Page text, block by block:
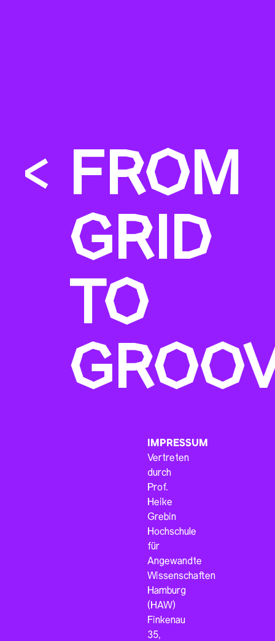
< FROM
GRID
TO
IMPRESSUM
Vertreten
durch
Prof.
Heike
Grebin
Hochschule
für
Angewandte
Wissenschaften
Hamburg
(HAW)
Finkenau
35,